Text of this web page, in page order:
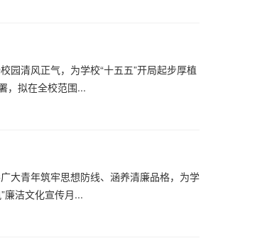
园清风正气，为学校“十五五”开局起步厚植
，拟在全校范围...
大青年筑牢思想防线、涵养清廉品格，为学
廉洁文化宣传月...